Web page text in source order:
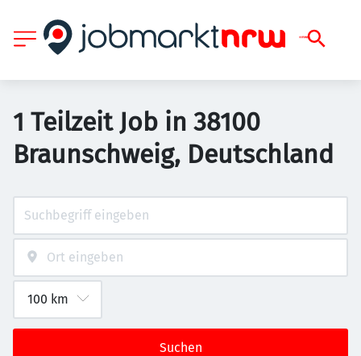
1 Teilzeit Job in 38100
Braunschweig, Deutschland
Suchen